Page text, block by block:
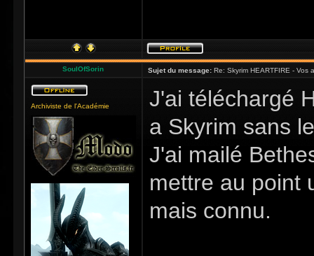
SoulOfSorin Sujet du message: Re: Skyrim HEARTFIRE - Vos
Archiviste de l'Académie
J'ai téléchargé
a Skyrim sans
J'ai mailé
mettre au point
mais connu.